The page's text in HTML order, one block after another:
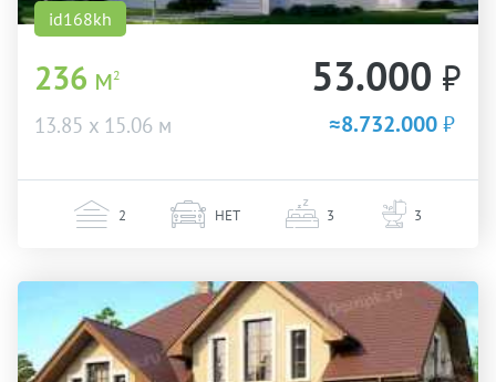
id168kh
236 м2
13.85 х 15.06 м
53.000 ₽
≈8.732.000₽
2 НЕТ 3 3